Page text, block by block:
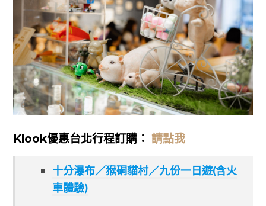
Klook優惠台北行程訂購： 請點我
十分瀑布／猴硐貓村／九份一日遊(含火
車體驗)